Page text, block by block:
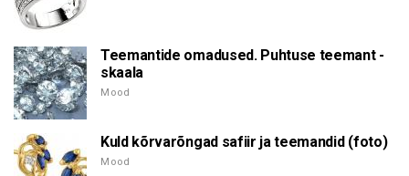
Teemantide omadused. Puhtuse teemant -
skaala
Mood
Kuld kõrvarõngad safiir ja teemandid (foto)
Mood